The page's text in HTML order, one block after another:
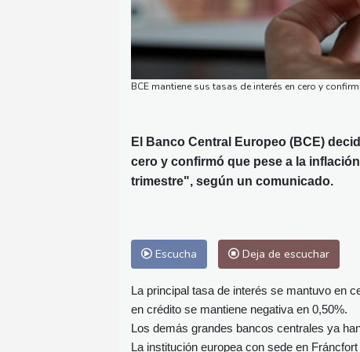
BCE mantiene sus tasas de interés en cero y
El Banco Central Europeo (BCE)
cero y confirmó que pese a la
trimestre", según un comunicado.
Escucha Deja de escuchar
La principal tasa de interés se mantuvo en
en crédito se mantiene negativa en 0,50%.
Los demás grandes bancos centrales ya
La institución europea con sede en